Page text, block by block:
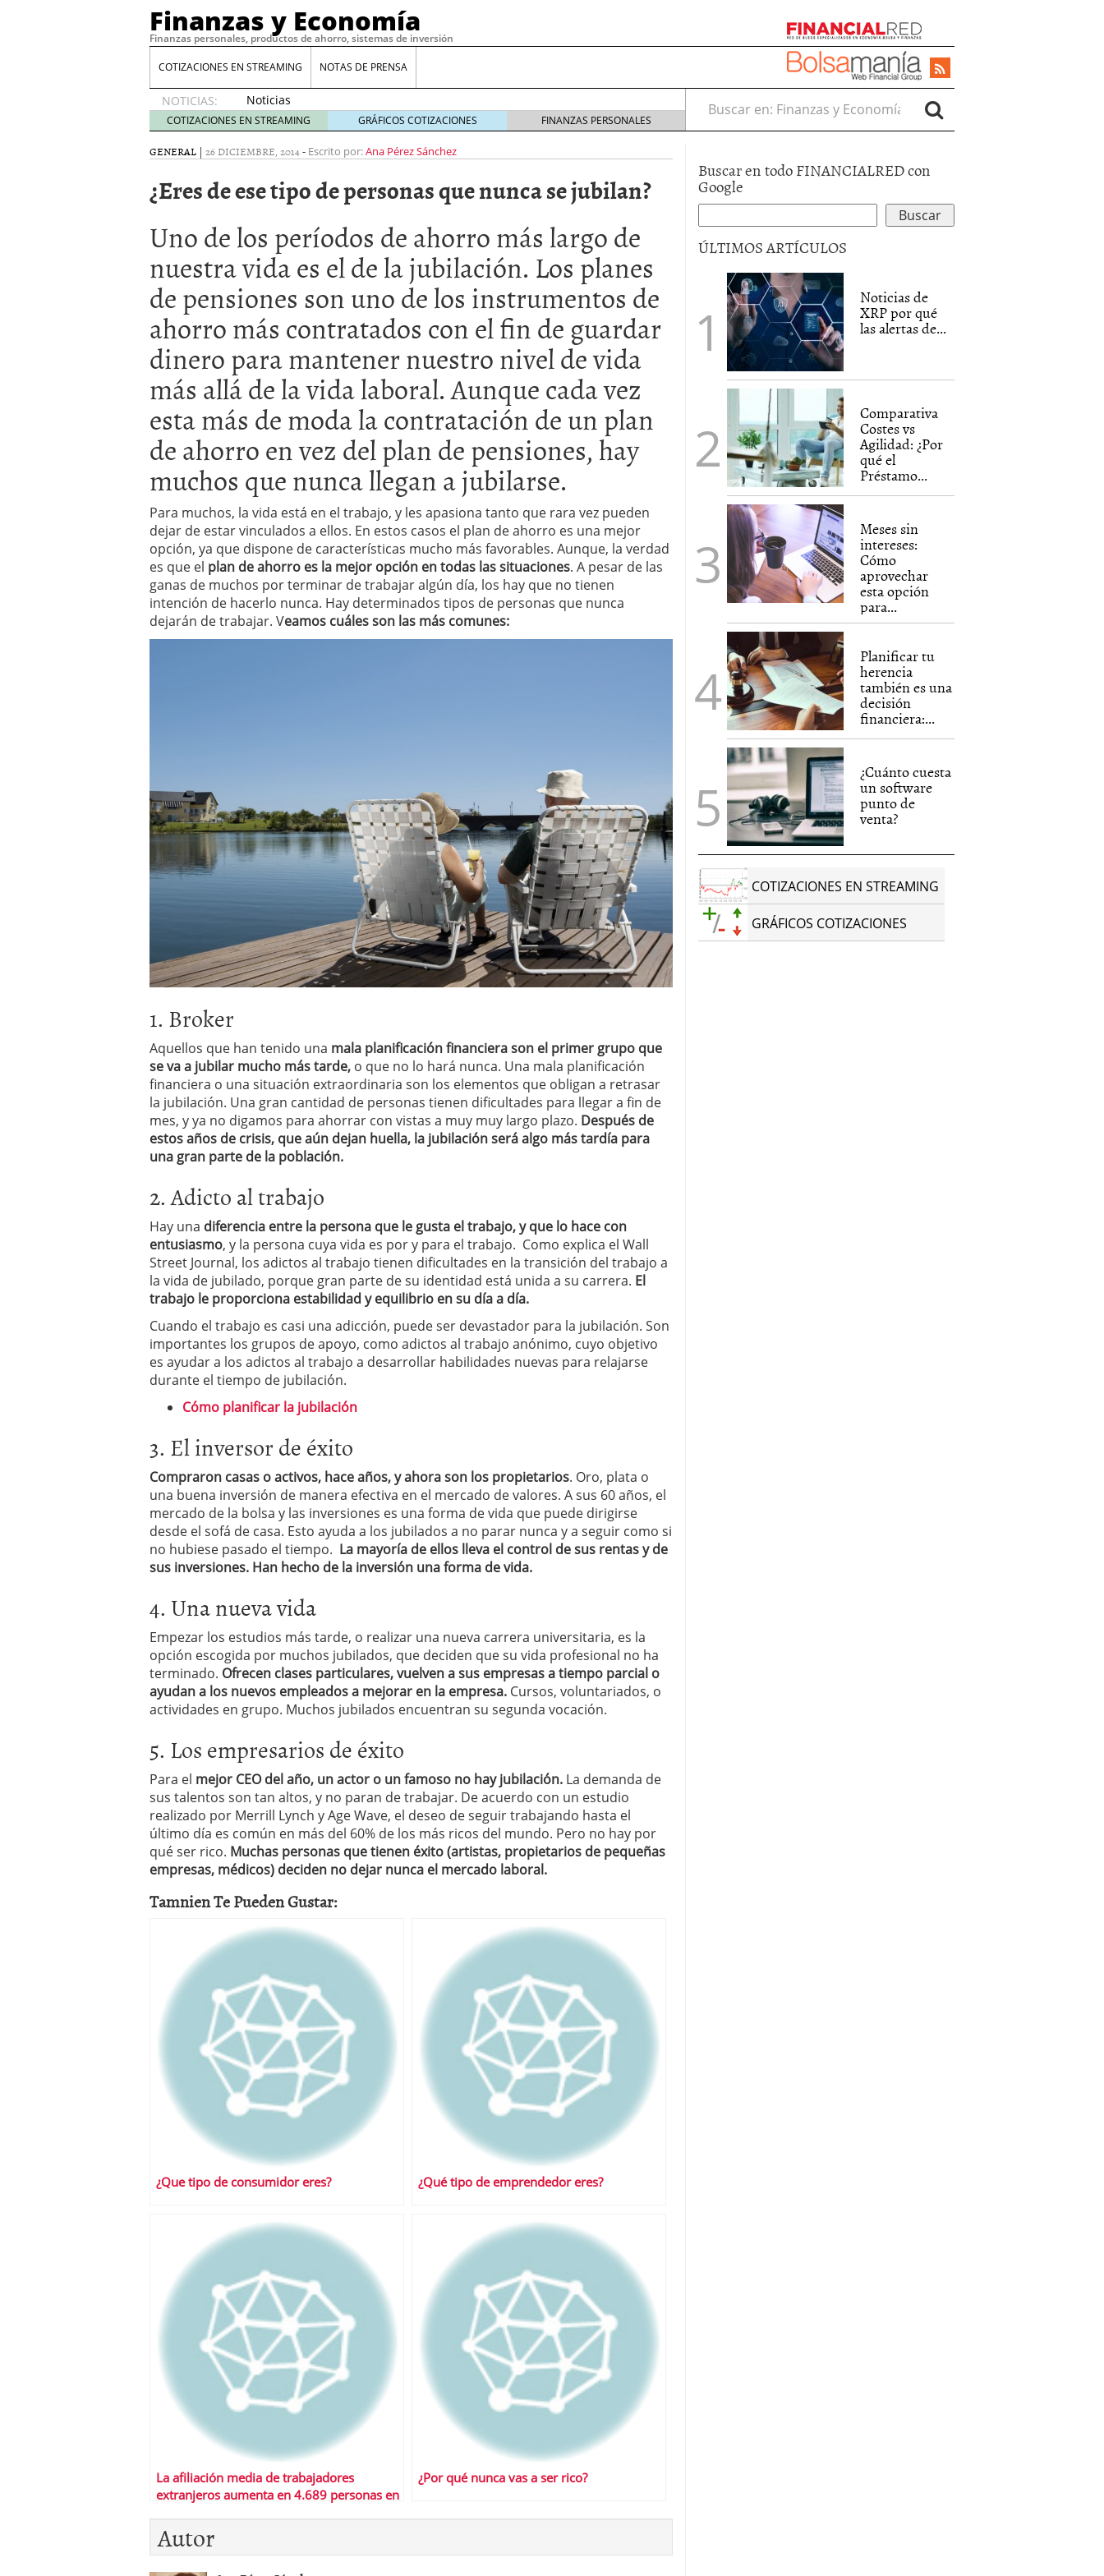
Finanzas y Economía
Finanzas personales, productos de ahorro, sistemas de inversión
COTIZACIONES EN STREAMING NOTAS DE PRENSA
NOTICIAS:
Noticias
de XRP
por qué
las
whales
llegar
tarde
16
de abril
de 2026
Comparativa Costes vs Agilidad: ¿Por qué el Préstamo Promotor privado
acelera la rentabilidad? 12 de diciembre de 2025
Meses sin intereses: Cómo aprovechar esta opción para gestionar tus
Planificar tu herencia también es una decisión financiera: cómo anticiparte
a los costes
21 de noviembre de 2025
¿Cuánto cuesta un software punto de venta? 3 de octubre de 2025
COTIZACIONES EN STREAMING GRÁFICOS COTIZACIONES FINANZAS PERSONALES
Buscar en:
GENERAL | 26 DICIEMBRE, 2014- Escrito por:Ana Pérez Sánchez
¿Eres de ese tipo de personas que nunca se jubilan?
Uno de los períodos de ahorro más largo de
nuestra vida es el de la jubilación. Los planes
de pensiones son uno de los instrumentos de
ahorro más contratados con el fin de guardar
dinero para mantener nuestro nivel de vida
más allá de la vida laboral. Aunque cada vez
esta más de moda la contratación de un plan
de ahorro en vez del plan de pensiones, hay
muchos que nunca llegan a jubilarse.
Para muchos, la vida está en el trabajo, y les apasiona tanto que rara vez pueden
dejar de estar vinculados a ellos. En estos casos el plan de ahorro es una mejor
opción, ya que dispone de características mucho más favorables. Aunque, la verdad
es que el plan de ahorro es la mejor opción en todas las situaciones. A pesar de las
ganas de muchos por terminar de trabajar algún día, los hay que no tienen
intención de hacerlo nunca. Hay determinados tipos de personas que nunca
dejarán de trabajar. Veamos cuáles son las más comunes:
1. Broker
Aquellos que han tenido una mala planificación financiera son el primer grupo que
se va a jubilar mucho más tarde, o que no lo hará nunca. Una mala planificación
financiera o una situación extraordinaria son los elementos que obligan a retrasar
la jubilación. Una gran cantidad de personas tienen dificultades para llegar a fin de
mes, y ya no digamos para ahorrar con vistas a muy muy largo plazo. Después de
estos años de crisis, que aún dejan huella, la jubilación será algo más tardía para
una gran parte de la población.
2. Adicto al trabajo
Hay una diferencia entre la persona que le gusta el trabajo, y que lo hace con
entusiasmo, y la persona cuya vida es por y para el trabajo. Como explica el Wall
Street Journal, los adictos al trabajo tienen dificultades en la transición del trabajo a
la vida de jubilado, porque gran parte de su identidad está unida a su carrera. El
trabajo le proporciona estabilidad y equilibrio en su día a día.
Cuando el trabajo es casi una adicción, puede ser devastador para la jubilación. Son
importantes los grupos de apoyo, como adictos al trabajo anónimo, cuyo objetivo
es ayudar a los adictos al trabajo a desarrollar habilidades nuevas para relajarse
durante el tiempo de jubilación.
Cómo planificar la jubilación
3. El inversor de éxito
Compraron casas o activos, hace años, y ahora son los propietarios. Oro, plata o
una buena inversión de manera efectiva en el mercado de valores. A sus 60 años, el
mercado de la bolsa y las inversiones es una forma de vida que puede dirigirse
desde el sofá de casa. Esto ayuda a los jubilados a no parar nunca y a seguir como si
no hubiese pasado el tiempo. La mayoría de ellos lleva el control de sus rentas y de
sus inversiones. Han hecho de la inversión una forma de vida.
4. Una nueva vida
Empezar los estudios más tarde, o realizar una nueva carrera universitaria, es la
opción escogida por muchos jubilados, que deciden que su vida profesional no ha
terminado. Ofrecen clases particulares, vuelven a sus empresas a tiempo parcial o
ayudan a los nuevos empleados a mejorar en la empresa. Cursos, voluntariados, o
actividades en grupo. Muchos jubilados encuentran su segunda vocación.
5. Los empresarios de éxito
Para el mejor CEO del año, un actor o un famoso no hay jubilación. La demanda de
sus talentos son tan altos, y no paran de trabajar. De acuerdo con un estudio
realizado por Merrill Lynch y Age Wave, el deseo de seguir trabajando hasta el
último día es común en más del 60% de los más ricos del mundo. Pero no hay por
qué ser rico. Muchas personas que tienen éxito (artistas, propietarios de pequeñas
empresas, médicos) deciden no dejar nunca el mercado laboral.
Tamnien Te Pueden Gustar:
¿Que tipo de consumidor eres? ¿Qué tipo de emprendedor eres?
La afiliación media de trabajadores
extranjeros aumenta en 4.689 personas en
¿Por qué nunca vas a ser rico?
Autor
Buscar en todo FINANCIALRED con
Google
ÚLTIMOS ARTÍCULOS
Noticias de
XRP por qué
las alertas de...
Comparativa
Costes vs
Agilidad: ¿Por
qué el
Préstamo...
Meses sin
intereses:
Cómo
aprovechar
esta opción
para...
Planificar tu
herencia
también es una
decisión
financiera:...
¿Cuánto cuesta
un software
punto de
venta?
COTIZACIONES EN STREAMING
GRÁFICOS COTIZACIONES